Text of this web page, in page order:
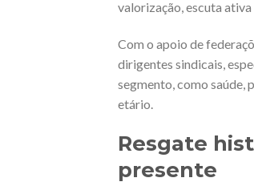
valorização, escuta
Com o apoio de
dirigentes sindicais,
segmento, como saúde,
etário.
Resgate
presente